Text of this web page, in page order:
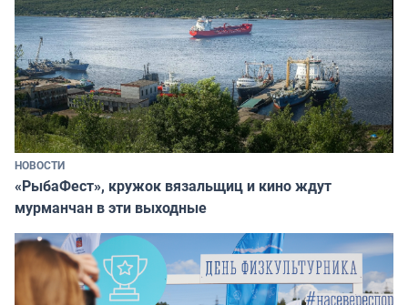
НОВОСТИ
«РыбаФест», кружок вязальщиц и кино ждут
мурманчан в эти выходные